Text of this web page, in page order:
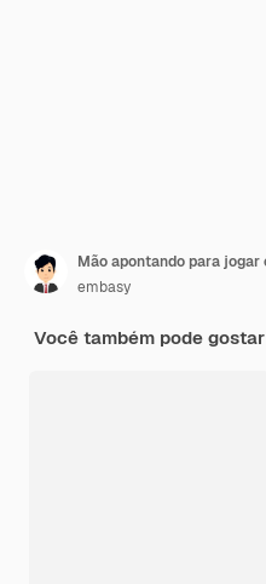
embasy
Você também pode